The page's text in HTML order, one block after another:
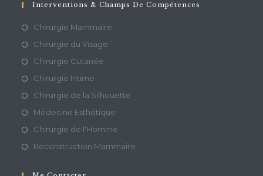
Interventions & Champs De Compétences
Chirurgie Mammaire
Chirurgie du Visage
Chirurgie Cutanée
Chirurgie Intime
Chirurgie de la Silhouette
Médecine Esthétique
Chirurgie de l'Homme
Reconstruction Mammaire